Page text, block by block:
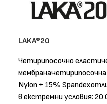
LAKA®20
Четирипосочно
Nylon + 15%
в екстремни условия: 20